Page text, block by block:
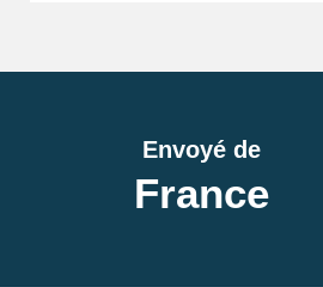
Envoyé de
France